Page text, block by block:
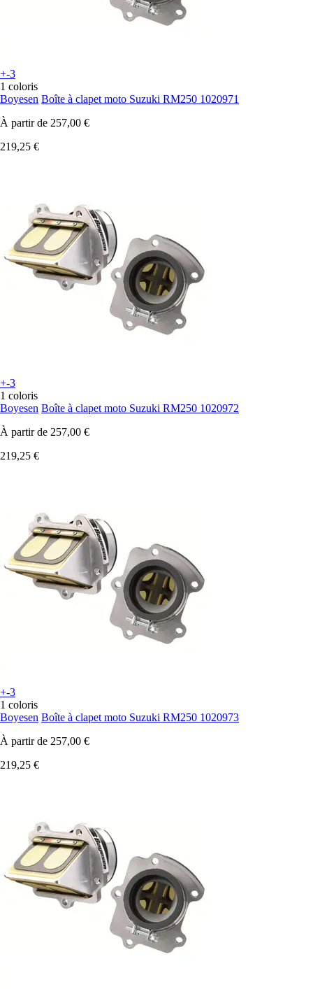
+-3
1 coloris
Boyesen Boîte à clapet moto Suzuki RM250 1020971
À partir de 257,00 €
219,25 €
+-3
1 coloris
Boyesen Boîte à clapet moto Suzuki RM250 1020972
À partir de 257,00 €
219,25 €
+-3
1 coloris
Boyesen Boîte à clapet moto Suzuki RM250 1020973
À partir de 257,00 €
219,25 €